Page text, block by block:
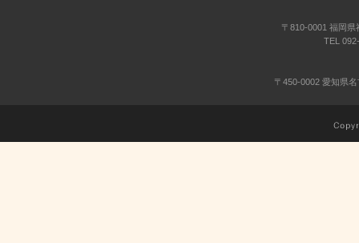
〒810-0001 福岡
TEL
〒450-0002 愛知県